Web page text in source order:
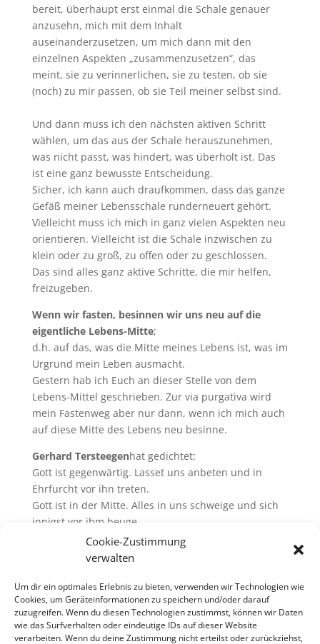
Cookie-Zustimmung
verwalten
Um dir ein optimales Erlebnis zu bieten, verwenden wir Technologien wie
Cookies, um Geräteinformationen zu speichern und/oder darauf
zuzugreifen. Wenn du diesen Technologien zustimmst, können wir Daten
wie das Surfverhalten oder eindeutige IDs auf dieser Website
verarbeiten. Wenn du deine Zustimmung nicht erteilst oder zurückziehst,
bereit, überhaupt erst einmal die Schale genauer
anzusehn, mich mit dem Inhalt
auseinanderzusetzen, um mich dann mit den
einzelnen Aspekten „zusammenzusetzen“, das
meint, sie zu verinnerlichen, sie zu testen, ob sie
(noch) zu mir passen, ob sie Teil meiner selbst sind.
Und dann muss ich den nächsten aktiven Schritt
wählen, um das aus der Schale herauszunehmen,
was nicht passt, was hindert, was überholt ist. Das
ist eine ganz bewusste Entscheidung.
Sicher, ich kann auch draufkommen, dass das ganze
Gefäß meiner Lebensschale runderneuert gehört.
Vielleicht muss ich mich in ganz vielen Aspekten neu
orientieren. Vielleicht ist die Schale inzwischen zu
klein oder zu groß, zu offen oder zu geschlossen.
Das sind alles ganz aktive Schritte, die mir helfen,
freizugeben.
Wenn wir fasten, besinnen wir uns neu auf die
eigentliche Lebens-Mitte;
d.h. auf das, was die Mitte meines Lebens ist, was im
Urgrund mein Leben ausmacht.
Gestern hab ich Euch an dieser Stelle von dem
Lebens-Mittel geschrieben. Zur via purgativa wird
mein Fastenweg aber nur dann, wenn ich mich auch
auf diese Mitte des Lebens neu besinne.
Gerhard Tersteegenhat gedichtet:
Gott ist gegenwärtig. Lasset uns anbeten und in
Ehrfurcht vor ihn treten.
Gott ist in der Mitte. Alles in uns schweige und sich
innigst vor ihm beuge.
Wer ihn kennt, wer ihn nennt, schlag die Augen
nieder; kommt, ergebt euch wieder
der Mitte und Bleiben auf dem Weg!
Liebe Grüße und einen freudvollen Dienstag!
Eure